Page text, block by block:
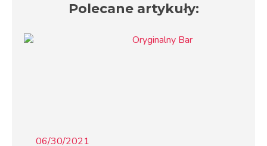
Polecane artykuły:
06/30/2021